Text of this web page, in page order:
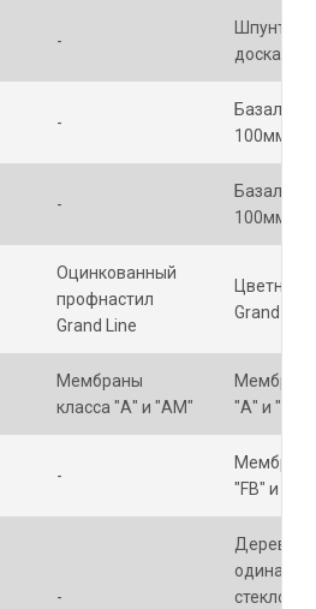
-
доска
-
100мм
-
100мм
Оцинкованный
профнастил
Grand Line
Цветной
Grand Line
Мембраны
класса "А" и "АМ"
"А" и "АМ"
-
"FB" и "D"
-